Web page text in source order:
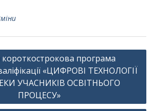
короткострокова програма
«ЦИФРОВІ ТЕХНОЛОГІЇ
УЧАСНИКІВ ОСВІТНЬОГО
ПРОЦЕСУ»